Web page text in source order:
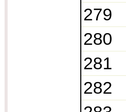
279
280
281
282